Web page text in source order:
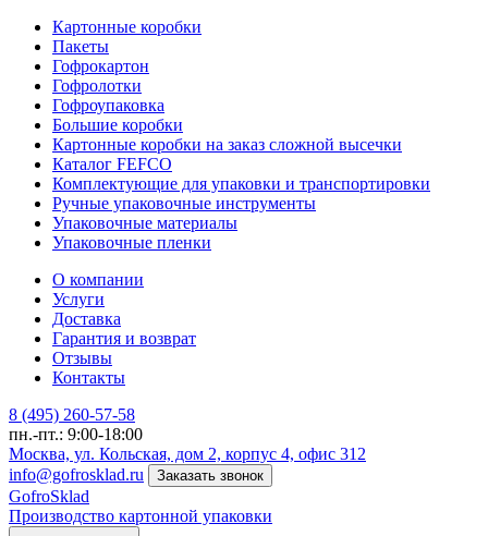
Картонные коробки
Пакеты
Гофрокартон
Гофролотки
Гофроупаковка
Большие коробки
Картонные коробки на заказ сложной высечки
Каталог FEFCO
Комплектующие для упаковки и транспортировки
Ручные упаковочные инструменты
Упаковочные материалы
Упаковочные пленки
О компании
Услуги
Доставка
Гарантия и возврат
Отзывы
Контакты
8 (495) 260-57-58
пн.-пт.: 9:00-18:00
Москва, ул. Кольская, дом 2, корпус 4, офис 312
info@gofrosklad.ru
Заказать звонок
GofroSklad
Производство картонной упаковки